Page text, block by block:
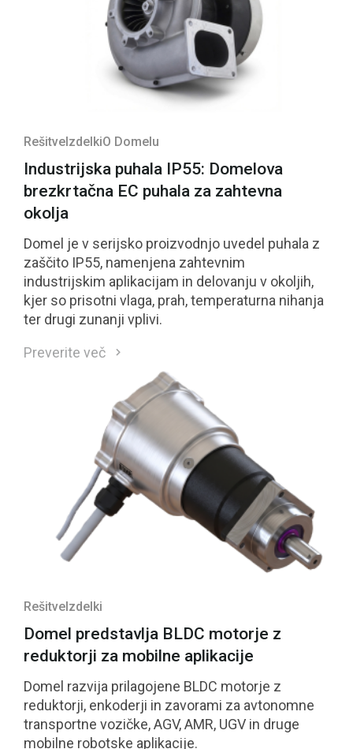
RešitveIzdelkiO Domelu
Industrijska puhala IP55: Domelova
brezkrtačna EC puhala za zahtevna
okolja
Domel je v serijsko proizvodnjo uvedel puhala z
zaščito IP55, namenjena zahtevnim
industrijskim aplikacijam in delovanju v okoljih,
kjer so prisotni vlaga, prah, temperaturna nihanja
ter drugi zunanji vplivi.
Preverite več
RešitveIzdelki
Domel predstavlja BLDC motorje z
reduktorji za mobilne aplikacije
Domel razvija prilagojene BLDC motorje z
reduktorji, enkoderji in zavorami za avtonomne
transportne vozičke, AGV, AMR, UGV in druge
mobilne robotske aplikacije.